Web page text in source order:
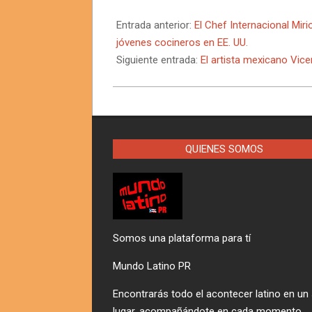
08-
20
Entrada anterior: El Chef Internacional
jóvenes cocineros en EE. UU.
Siguiente entrada: El artista mexicano
QUIENES SOMOS
Somos una plataforma para tí
Mundo Latino PR
Encontrarás todo el acontecer latino en un